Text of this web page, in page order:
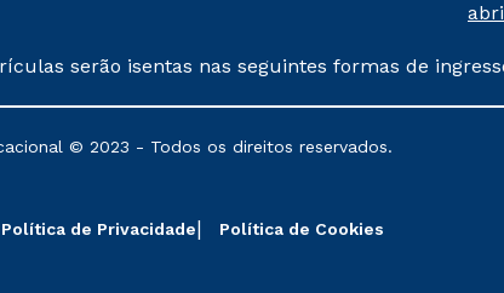
serão isentas nas seguintes formas de
institucionais poderão sofrer alterações
© 2023 - Todos os direitos reservados.
Política de Privacidade Política de Cookies